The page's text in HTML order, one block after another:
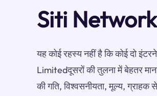
Siti
यह कोई रहस्य नहीं है कि कोई दो
Limitedदूसरों की तुलना में बेहतर
की गति, विश्वसनीयता, मूल्य,